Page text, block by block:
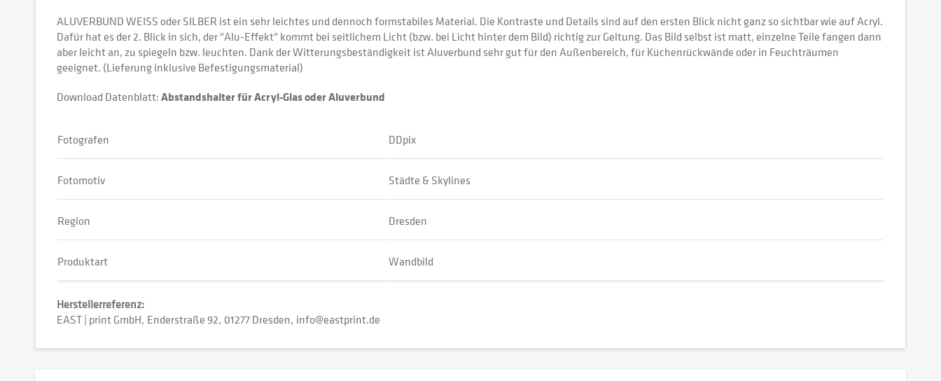
ALUVERBUND WEISS oder SILBER ist ein sehr leichtes und dennoch formstabiles Material. Die Kontraste und Details sind auf den ersten Blick nicht ganz so sichtbar wie auf Acryl.
Dafür hat es der 2. Blick in sich, der "Alu-Effekt" kommt bei seitlichem Licht (bzw. bei Licht hinter dem Bild) richtig zur Geltung. Das Bild selbst ist matt, einzelne Teile fangen dann
aber leicht an, zu spiegeln bzw. leuchten. Dank der Witterungsbeständigkeit ist Aluverbund sehr gut für den Außenbereich, für Küchenrückwände oder in Feuchträumen
geeignet. (Lieferung inklusive Befestigungsmaterial)
Download Datenblatt:Abstandshalter für Acryl-Glas oder Aluverbund
Fotografen DDpix
Fotomotiv Städte & Skylines
Region Dresden
Produktart Wandbild
Herstellerreferenz:
EAST | print GmbH Enderstraße 92 01277 Dresden info@eastprint.de